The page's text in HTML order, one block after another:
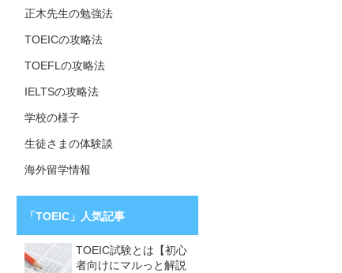
正木先生の勉強法
TOEICの攻略法
TOEFLの攻略法
IELTSの攻略法
学校の様子
生徒さまの体験談
海外留学情報
「TOEIC」人気記事
TOEIC試験とは【初心
者向けにマルっと解説